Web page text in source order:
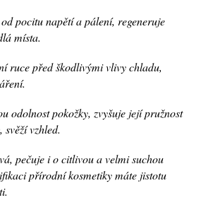
pocitu napětí a pálení, regeneruje
místa.
ruce před škodlivými vlivy chladu,
odolnost pokožky, zvyšuje její pružnost
vzhled.
pečuje i o citlivou a velmi suchou
přírodní kosmetiky máte jistotu